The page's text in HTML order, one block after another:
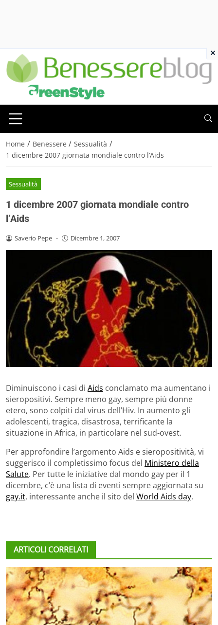
Home / Benessere / Sessualità /
1 dicembre 2007 giornata mondiale contro l’Aids
Sessualità
1 dicembre 2007 giornata mondiale contro
l’Aids
Saverio Pepe - Dicembre 1, 2007
Diminuiscono i casi di Aids conclamato ma aumentano i
sieropositivi. Sempre meno gay, sempre più donne
etero, sono colpiti dal virus dell’Hiv. In aumento gli
adolescenti, tragica, disastrosa, terrificante la
situazione in Africa, in particolare nel sud-ovest.
Per approfondire l’argomento Aids e sieropositività, vi
suggerisco il completissimo focus del Ministero della
Salute. Per tutte le iniziative dal mondo gay per il 1
dicembre, c’è una lista di eventi sempre aggiornata su
gay.it, interessante anche il sito del World Aids day.
ARTICOLI CORRELATI
×